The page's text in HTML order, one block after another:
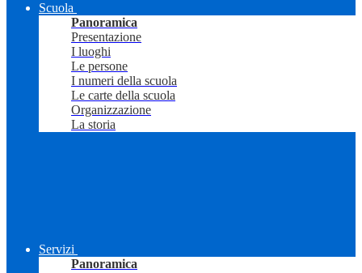
Scuola
Panoramica
Presentazione
I luoghi
Le persone
I numeri della scuola
Le carte della scuola
Organizzazione
La storia
Servizi
Panoramica